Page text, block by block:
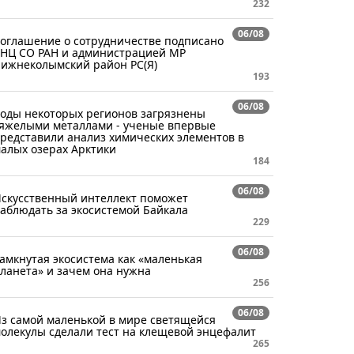
232
06/08
о сотрудничестве подписано
СО РАН и администрацией МР
район РС(Я)
193
06/08
некоторых регионов загрязнены
металлами - ученые впервые
анализ химических элементов в
озерах Арктики
184
06/08
интеллект поможет
за экосистемой Байкала
229
06/08
экосистема как «маленькая
и зачем она нужна
256
06/08
самой маленькой в мире светящейся
сделали тест на клещевой энцефалит
265